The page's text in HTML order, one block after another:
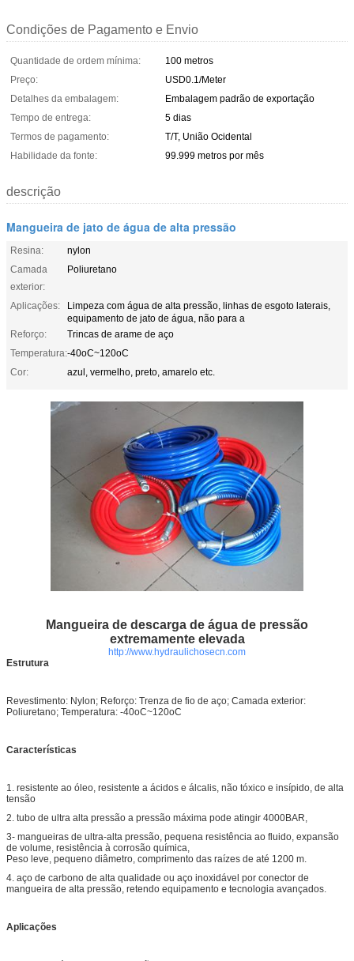
Condições de Pagamento e Envio
Quantidade de ordem mínima:
100 metros
Preço:
USD0.1/Meter
Detalhes da embalagem:
Embalagem padrão de exportação
Tempo de entrega:
5 dias
Termos de pagamento:
T/T, União Ocidental
Habilidade da fonte:
99.999 metros por mês
descrição
Mangueira de jato de água de alta pressão
Resina:
nylon
Camada
exterior:
Poliuretano
Aplicações:
Limpeza com água de alta pressão, linhas de esgoto laterais,
equipamento de jato de água, não para a
Reforço:
Trincas de arame de aço
Temperatura:-40oC~120oC
Cor:
azul, vermelho, preto, amarelo etc.
Mangueira de descarga de água de pressão
extremamente elevada
http://www.hydraulichosecn.com
Estrutura
Revestimento: Nylon; Reforço: Trenza de fio de aço; Camada exterior:
Poliuretano; Temperatura: -40oC~120oC
Características
1. resistente ao óleo, resistente a ácidos e álcalis, não tóxico e insípido, de alta
tensão
2. tubo de ultra alta pressão a pressão máxima pode atingir 4000BAR,
3- mangueiras de ultra-alta pressão, pequena resistência ao fluido, expansão
de volume, resistência à corrosão química,
Peso leve, pequeno diâmetro, comprimento das raízes de até 1200 m.
4. aço de carbono de alta qualidade ou aço inoxidável por conector de
mangueira de alta pressão, retendo equipamento e tecnologia avançados.
Aplicações